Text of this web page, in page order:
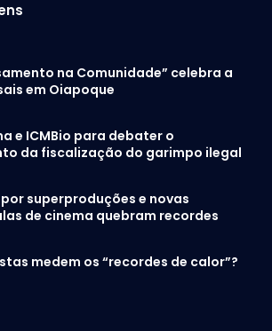
na Comunidade” celebra a
em Oiapoque
e ICMBio para debater o
da fiscalização do garimpo ilegal
superproduções e novas
de cinema quebram recordes
medem os “recordes de calor”?